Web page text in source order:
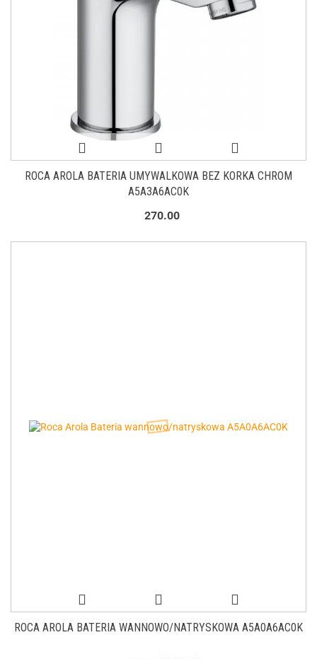
ROCA AROLA BATERIA UMYWALKOWA BEZ KORKA CHROM
A5A3A6AC0K
270.00
ROCA AROLA BATERIA WANNOWO/NATRYSKOWA A5A0A6AC0K